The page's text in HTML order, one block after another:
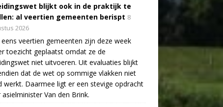
blijkt ook in de praktijk te
al veertien gemeenten berispt 8
2026
veertien gemeenten zijn deze week
toezicht geplaatst omdat ze de
niet uitvoeren. Uit evaluaties blijkt
dat de wet op sommige vlakken niet
werkt. Daarmee ligt er een stevige opdracht
Van den Brink.